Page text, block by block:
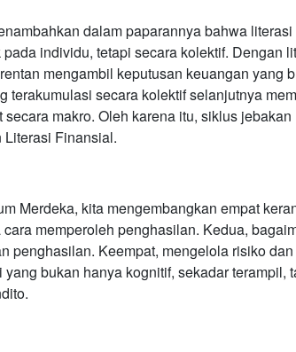
dalam paparannya bahwa
individu, tetapi secara kolektif. Dengan
mengambil keputusan keuangan yang
terakumulasi secara kolektif selanjutnya
secara makro. Oleh karena itu, siklus
Literasi Finansial.
Merdeka, kita mengembangkan empat
memperoleh penghasilan. Kedua,
penghasilan. Keempat, mengelola risiko
yang bukan hanya kognitif, sekadar terampil,